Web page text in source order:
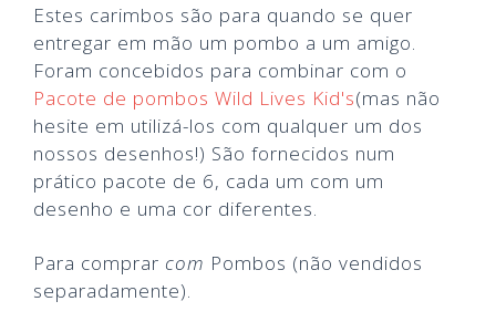
Estes carimbos são para quando se quer
entregar em mão um pombo a um amigo.
Foram concebidos para combinar com o
Pacote de pombos Wild Lives Kid's(mas não
hesite em utilizá-los com qualquer um dos
nossos desenhos!) São fornecidos num
prático pacote de 6, cada um com um
desenho e uma cor diferentes.
Para comprar com Pombos (não vendidos
separadamente).